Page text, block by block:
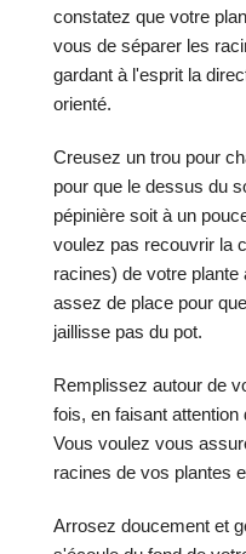
constatez que votre
vous de séparer les
gardant à l'esprit la
orienté.
Creusez un trou pour
pour que le dessus du
pépinière soit à un
voulez pas recouvrir la
racines) de votre
assez de place pour
jaillisse pas du pot.
Remplissez autour de
fois, en faisant
Vous voulez vous
racines de vos plantes
Arrosez doucement et